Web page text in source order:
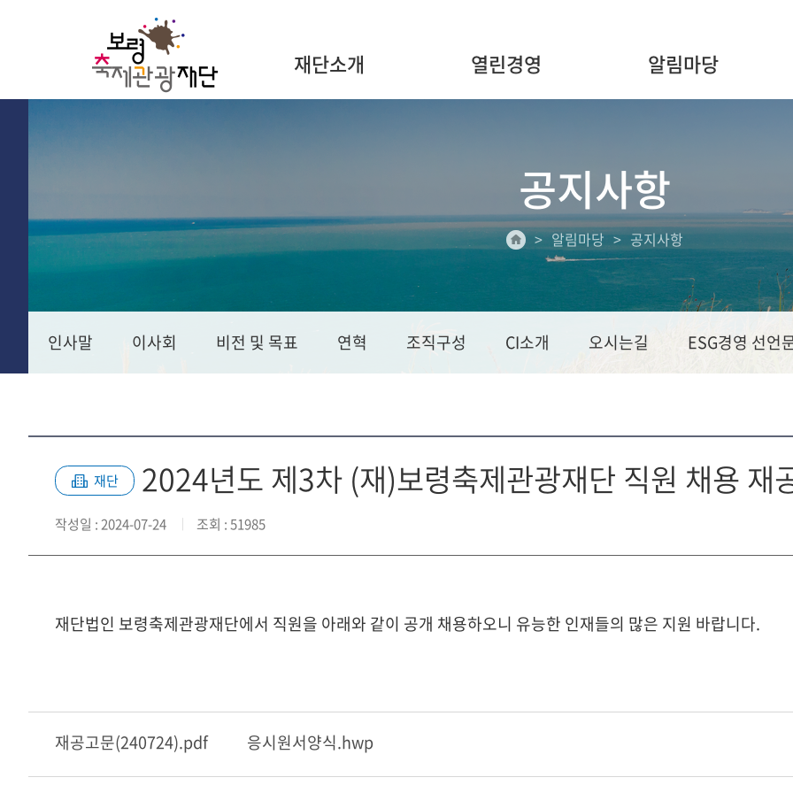
재단소개 열린경영 알림마당
공지사항
알림마당 공지사항
인사말 이사회 비전 및 목표 연혁 조직구성 CI소개 오시는길 ESG경영 선언
재단 2024년도 제3차 (재)보령축제관광재단 직원 채용 재
작성일 : 2024-07-24 조회 : 51985
재단법인 보령축제관광재단에서 직원을 아래와 같이 공개 채용하오니 유능한 인재들의 많은 지원 바랍니다.
재공고문(240724).pdf 응시원서양식.hwp